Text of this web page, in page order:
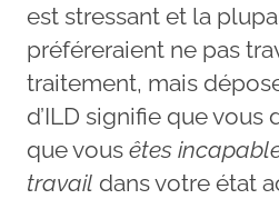
est stressant et la
préféreraient ne pas
traitement, mais
d’ILD signifie que
que vous êtes
travail dans votre état